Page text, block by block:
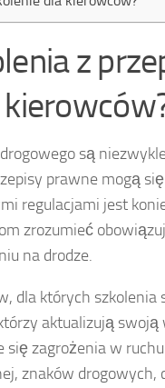
z
są
prawne mogą
regulacjami jest
zrozumieć
na drodze.
dla których
aktualizują swoją
zagrożenia w
znaków